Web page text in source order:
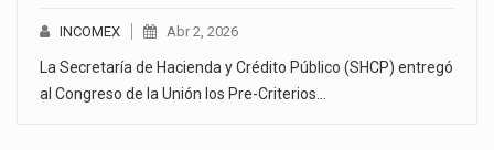
INCOMEX Abr 2, 2026
La Secretaría de Hacienda y Crédito Público (SHCP) entregó
al Congreso de la Unión los Pre-Criterios…